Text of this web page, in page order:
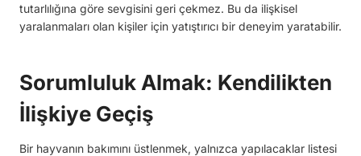
tutarlılığına göre sevgisini geri çekmez. Bu da ilişkisel
yaralanmaları olan kişiler için yatıştırıcı bir deneyim yaratabilir.
Sorumluluk Almak: Kendilikten
İlişkiye Geçiş
Bir hayvanın bakımını üstlenmek, yalnızca yapılacaklar listesi